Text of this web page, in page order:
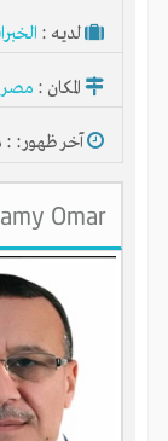
لديـه :
المكان : مصر
آخر ظهور: : منذ
Omar